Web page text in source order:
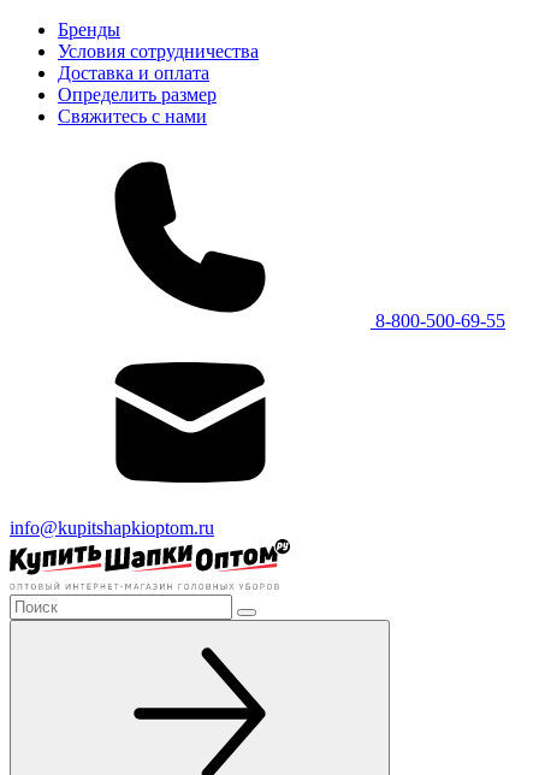
Бренды
Условия сотрудничества
Доставка и оплата
Определить размер
Свяжитесь с нами
8-800-500-69-55
info@kupitshapkioptom.ru